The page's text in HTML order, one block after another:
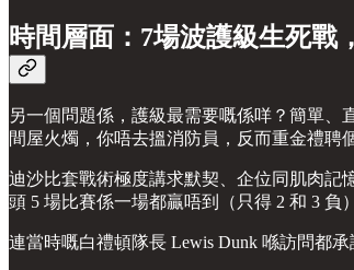
時間層面：7場波護級生死戰
另一個問題係，護級最需要嘅係咩？簡單、
間屋火燭，你唔去搵消防員，反而重金禮聘
迪沙比套戰術極度講求默契、企位同肌肉記
頭 5 場比賽係一場都贏唔到（只得 2 和 3 負）
連當時嘅白禮頓隊長 Lewis Dunk 喺訪問都